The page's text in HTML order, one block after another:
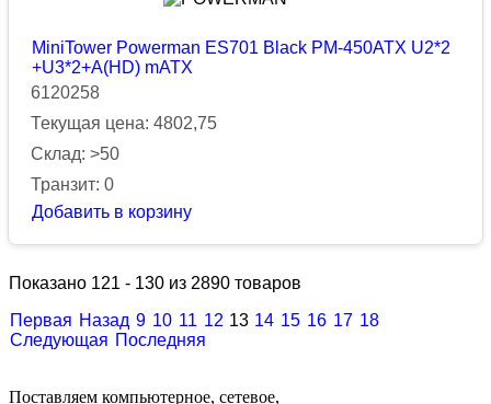
MiniTower Powerman ES701 Black PM-450ATX U2*2
+U3*2+A(HD) mATX
6120258
Текущая цена: 4802,75
Склад: >50
Транзит: 0
Добавить в корзину
Показано 121 - 130 из 2890 товаров
Первая Назад 9 10 11 12 13 14 15 16 17 18
Следующая Последняя
Поставляем компьютерное, сетевое,